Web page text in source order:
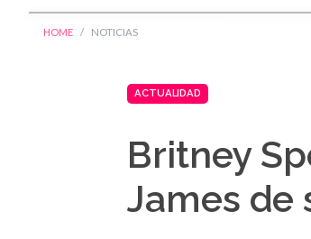
HOME NOTICIAS
ACTUALIDAD
Britney
James de